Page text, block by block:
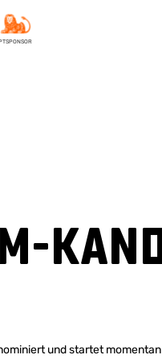
und startet